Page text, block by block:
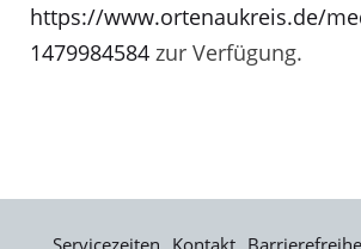
https://www.ortenaukreis.de/
1479984584 zur Verfügung.